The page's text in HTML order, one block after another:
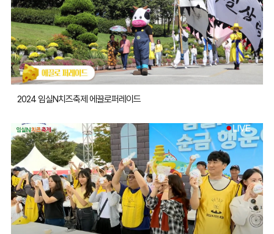
2024 임실N치즈축제 에끌로퍼레이드